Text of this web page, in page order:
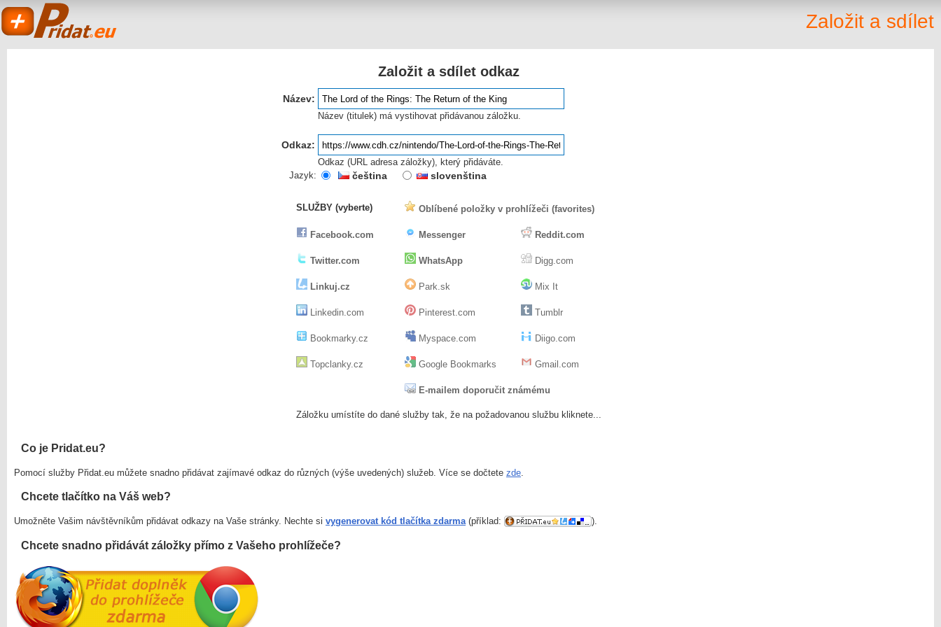
Založit a sdílet
Založit a sdílet odkaz
Název:
Název (titulek) má vystihovat přidávanou záložku.
Odkaz:
Odkaz (URL adresa záložky), který přidáváte.
Jazyk:
čeština slovenština
SLUŽBY (vyberte) Oblíbené položky v prohlížeči (favorites)
Facebook.com Messenger Reddit.com
Twitter.com WhatsApp Digg.com
Linkuj.cz Park.sk Mix It
Linkedin.com Pinterest.com Tumblr
Bookmarky.cz Myspace.com Diigo.com
Topclanky.cz Google Bookmarks Gmail.com
E-mailem doporučit známému
Záložku umístíte do dané služby tak, že na požadovanou službu kliknete...
Co je Pridat.eu?
Pomocí služby Přidat.eu můžete snadno přidávat zajímavé odkaz do různých (výše uvedených) služeb. Více se dočtete zde.
Chcete tlačítko na Váš web?
Umožněte Vašim návštěvníkům přidávat odkazy na Vaše stránky. Nechte si vygenerovat kód tlačítka zdarma(příklad: ).
Chcete snadno přidávát záložky přímo z Vašeho prohlížeče?